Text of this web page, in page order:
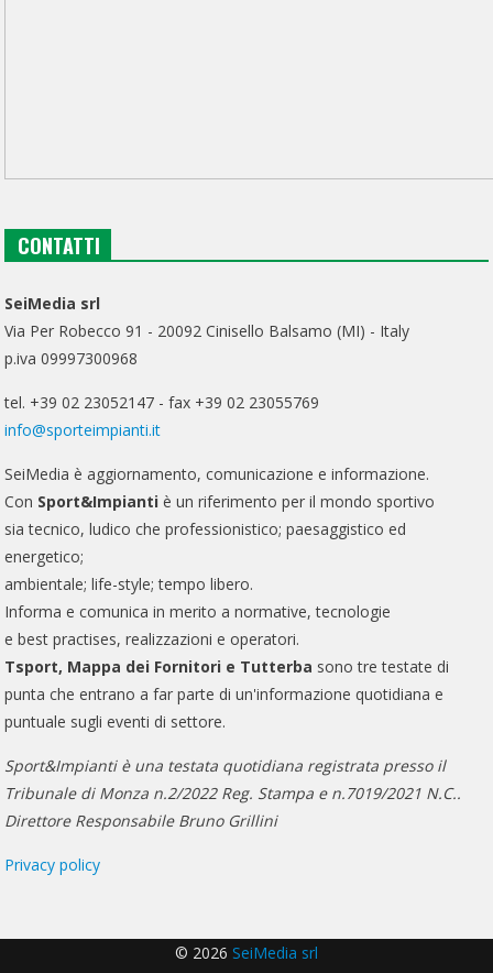
CONTATTI
SeiMedia srl
Via Per Robecco 91 - 20092 Cinisello Balsamo (MI) - Italy
p.iva 09997300968
tel. +39 02 23052147 - fax +39 02 23055769
info@sporteimpianti.it
SeiMedia è aggiornamento, comunicazione e informazione.
Con Sport&Impianti è un riferimento per il mondo sportivo
sia tecnico, ludico che professionistico; paesaggistico ed
energetico;
ambientale; life-style; tempo libero.
Informa e comunica in merito a normative, tecnologie
e best practises, realizzazioni e operatori.
Tsport, Mappa dei Fornitori e Tutterba sono tre testate di
punta che entrano a far parte di un'informazione quotidiana e
puntuale sugli eventi di settore.
Sport&Impianti è una testata quotidiana registrata presso il
Tribunale di Monza n.2/2022 Reg. Stampa e n.7019/2021 N.C..
Direttore Responsabile Bruno Grillini
Privacy policy
© 2026 SeiMedia srl